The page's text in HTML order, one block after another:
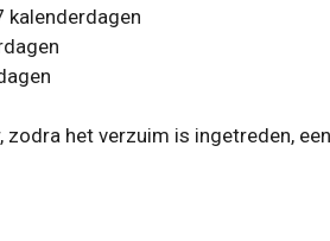
kalenderdagen
het verzuim is ingetreden,